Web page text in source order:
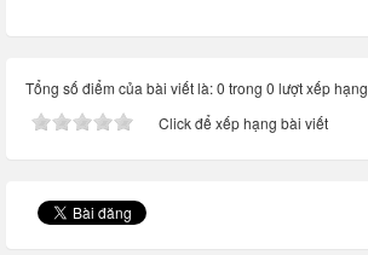
Tổng số điểm của bài viết là: 0 trong 0 lượt xếp hạng
Click để xếp hạng bài viết